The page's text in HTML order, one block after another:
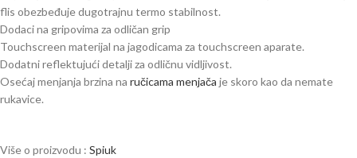
flis obezbeđuje dugotrajnu termo stabilnost.
Dodaci na gripovima za odličan grip
Touchscreen materijal na jagodicama za touchscreen aparate.
Dodatni reflektujući detalji za odličnu vidljivost.
Osećaj menjanja brzina na ručicama menjača je skoro kao da nemate
rukavice.
Više o proizvodu : Spiuk